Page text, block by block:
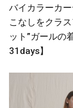
バイカラーカ
こなしをクラ
ット”ガールの
31days】